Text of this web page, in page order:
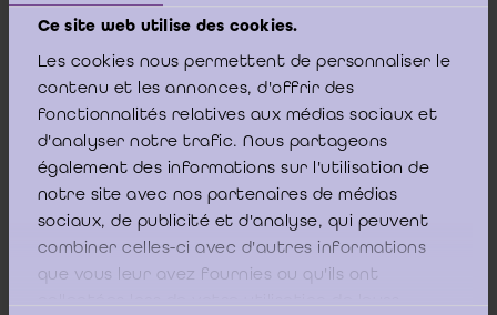
Ce site web utilise des cookies.
Les cookies nous permettent de personnaliser le
contenu et les annonces, d'offrir des
fonctionnalités relatives aux médias sociaux et
d'analyser notre trafic. Nous partageons
également des informations sur l'utilisation de
notre site avec nos partenaires de médias
sociaux, de publicité et d'analyse, qui peuvent
combiner celles-ci avec d'autres informations
que vous leur avez fournies ou qu'ils ont
stellen een gedetailleerder beeld van de aard en de reikwijdte van de
verrichte werkzaamheden van de bedrijfsrevisoren te krijgen.
Deze aanpassing verandert niets aan de opdracht van de
bedrijfsrevisor of aan de bestaande controleprocedures. Dit nieuw
modelverslag is van toepassing op de werkzaamheden mbt de
jaarrekening 2022.
Het nieuwe modelverslag is hier beschikbaarin het Nederlands en
het Frans.